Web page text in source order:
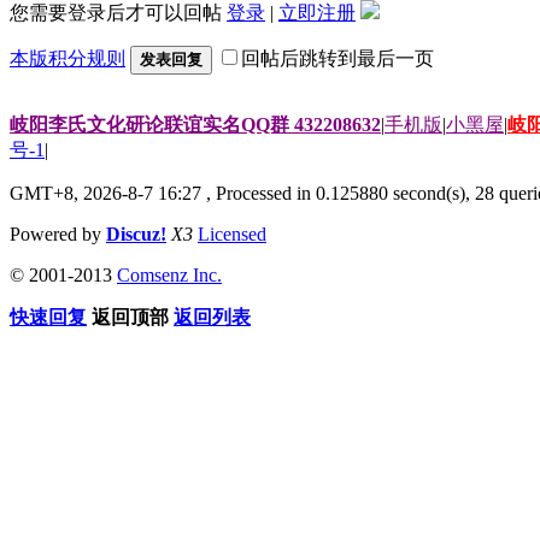
您需要登录后才可以回帖 登录 | 立即注册
本版积分规则 发表回复 回帖后跳转到最后一页
岐阳李氏文化研论联谊实名QQ群 432208632|手机版|小黑屋|岐
号-1 |
GMT+8, 2026-8-7 16:27 , Processed in 0.125880 second(s), 28
Powered by Discuz! X3 Licensed
© 2001-2013 Comsenz Inc.
快速回复 返回顶部 返回列表